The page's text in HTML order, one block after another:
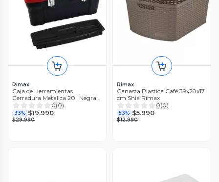
Rimax
Caja de Herramientas
Cerradura Metalica 20" Negra
Rimax
0(0)
33% $19.990
$29.990
Rimax
Canasta Plastica Café 39x28x17
cm Shia Rimax
0(0)
53% $5.990
$12.990